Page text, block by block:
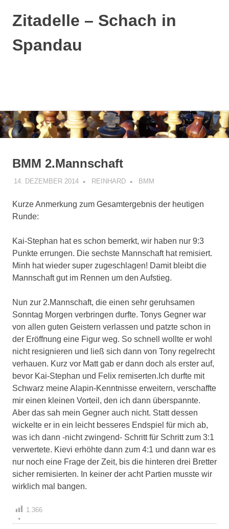
Zum
Inhalt
springen
Zitadelle – Schach in
Spandau
BMM 2.Mannschaft
14. DEZEMBER 2014 REINHARD BMM
Kurze Anmerkung zum Gesamtergebnis der heutigen
Runde:
Kai-Stephan hat es schon bemerkt, wir haben nur 9:3
Punkte errungen. Die sechste Mannschaft hat remisiert.
Minh hat wieder super zugeschlagen! Damit bleibt die
Mannschaft gut im Rennen um den Aufstieg.
Nun zur 2.Mannschaft, die einen sehr geruhsamen
Sonntag Morgen verbringen durfte. Tonys Gegner war
von allen guten Geistern verlassen und patzte schon in
der Eröffnung eine Figur weg. So schnell wollte er wohl
nicht resignieren und ließ sich dann von Tony regelrecht
verhauen. Kurz vor Matt gab er dann doch als erster auf,
bevor Kai-Stephan und Felix remiserten.Ich durfte mit
Schwarz meine Alapin-Kenntnisse erweitern, verschaffte
mir einen kleinen Vorteil, den ich dann überspannte.
Aber das sah mein Gegner auch nicht. Statt dessen
wickelte er in ein leicht besseres Endspiel für mich ab,
was ich dann -nicht zwingend- Schritt für Schritt zum 3:1
verwertete. Kievi erhöhte dann zum 4:1 und dann war es
nur noch eine Frage der Zeit, bis die hinteren drei Bretter
sicher remisierten. In keiner der acht Partien musste wir
wirklich mal bangen.
1.366